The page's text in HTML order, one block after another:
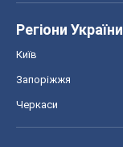
Регіони України
Київ
Запоріжжя
Черкаси